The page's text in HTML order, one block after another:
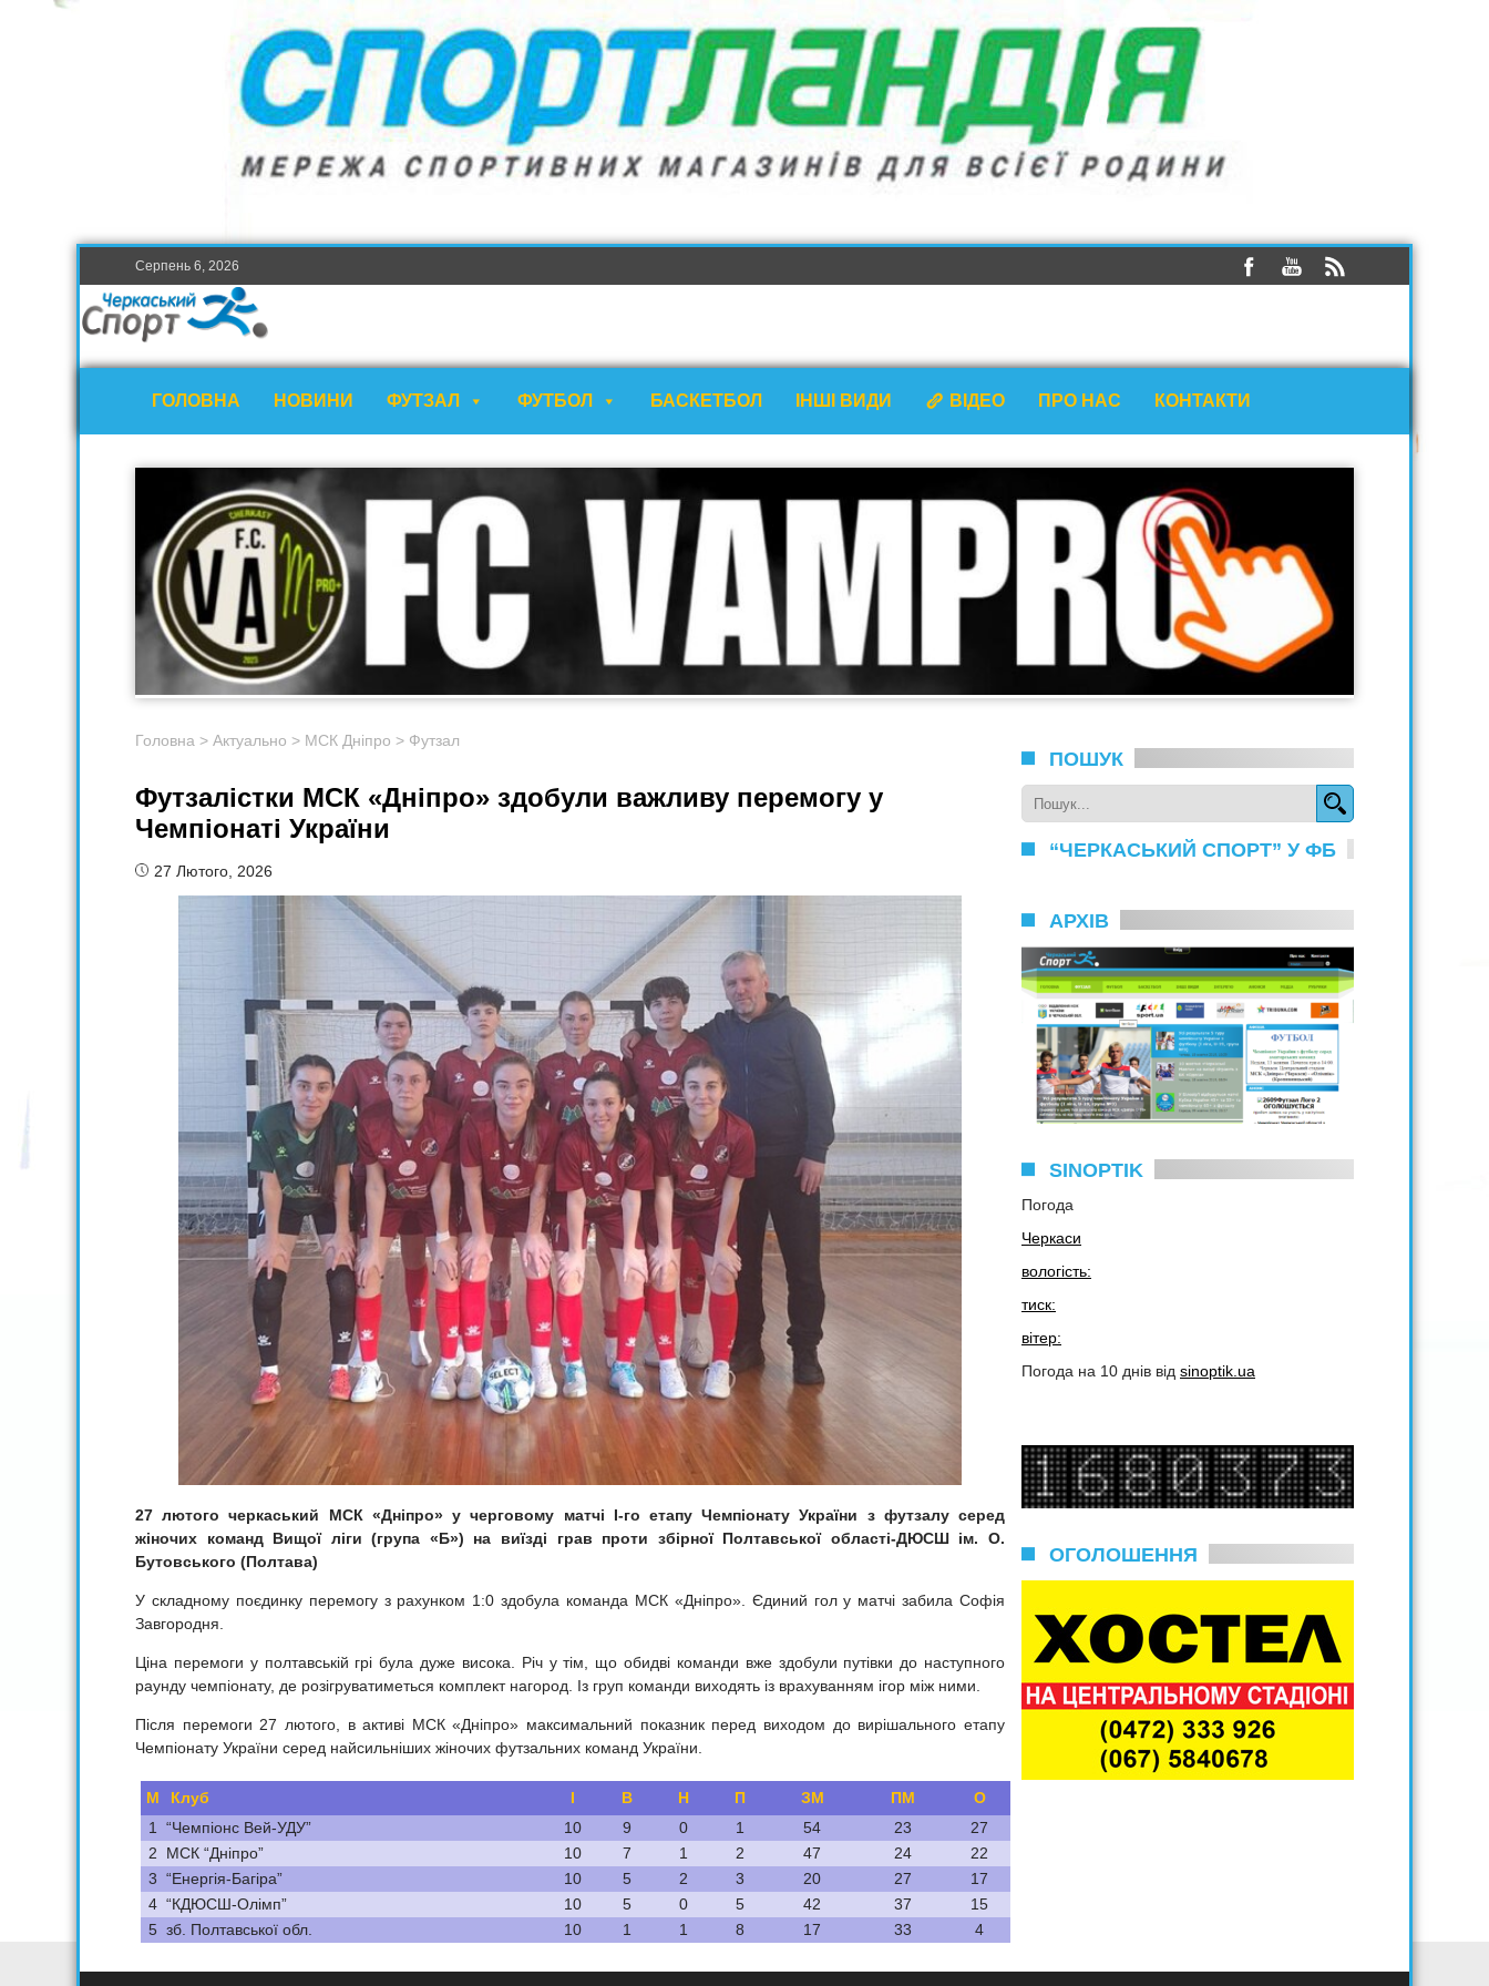
Серпень 6, 2026
ГОЛОВНА НОВИНИ ФУТЗАЛ ФУТБОЛ БАСКЕТБОЛ ІНШІ ВИДИ ВІДЕО ПРО НАС КОНТАКТИ
Головна > Актуально > МСК Дніпро > Футзал
Футзалістки МСК «Дніпро» здобули важливу перемогу у
Чемпіонаті України
27 Лютого, 2026
27 лютого черкаський МСК «Дніпро» учерговому матчі I-го етапу Чемпіонату України з футзалу серед
жіночих команд Вищої ліги (група «Б») на виїзді грав проти збірної Полтавської області-ДЮСШ ім. О.
Бутовського (Полтава)
У складному поєдинку перемогу з рахунком 1:0 здобула команда МСК «Дніпро». Єдиний гол у матчі забила Софія
Завгородня.
Ціна перемоги у полтавській грі була дуже висока. Річ у тім, що обидві команди вже здобули путівки до наступного
раунду чемпіонату, де розігруватиметься комплект нагород. Із груп команди виходять із врахуванням ігор між ними.
Після перемоги 27 лютого, в активі МСК «Дніпро» максимальний показник перед виходом до вирішального етапу
Чемпіонату України серед найсильніших жіночих футзальних команд України.
М Клуб І В Н П ЗМ ПМ
О
1 “Чемпіонс Вей-УДУ” 10 9 0 1 54 23
27
2
МСК “Дніпро” 10 7 1 2 47 24
22
3 “Енергія-Багіра” 10 5 2 3 20 27
17
4 “КДЮСШ-Олімп” 10 5 0 5 42 37
15
5 зб. Полтавської обл. 10 1 1 8 17 33 4
ПОШУК
“ЧЕРКАСЬКИЙ СПОРТ” У ФБ
АРХІВ
SINOPTIK
Погода
Черкаси
вологість:
тиск:
вітер:
Погода на 10 днів від sinoptik.ua
ОГОЛОШЕННЯ